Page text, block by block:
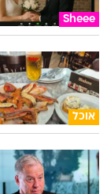
Sheee
אוכל